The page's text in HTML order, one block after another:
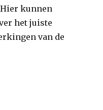
kunnen
het juiste
van de